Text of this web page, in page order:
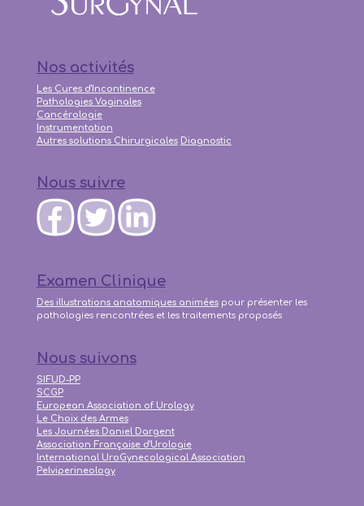
Nos activités
Les Cures d'Incontinence
Pathologies Vaginales
Cancérologie
Instrumentation
Autres solutions Chirurgicales Diagnostic
Nous suivre
Examen Clinique
Des illustrations anatomiques animéespour présenter les
pathologies rencontrées et les traitements proposés
Nous suivons
SIFUD-PP
SCGP
European Association of Urology
Le Choix des Armes
Les Journées Daniel Dargent
Association Française d'Urologie
International UroGynecological Association
Pelviperineology